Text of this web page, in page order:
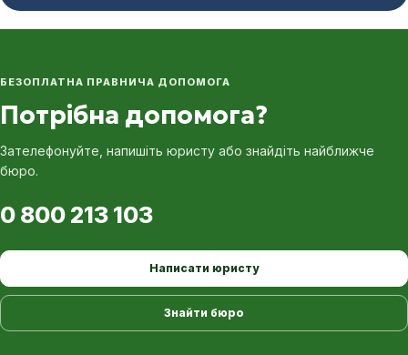
БЕЗОПЛАТНА ПРАВНИЧА ДОПОМОГА
Потрібна допомога?
Зателефонуйте, напишіть юристу або знайдіть найближче
бюро.
0 800 213 103
Написати юристу
Знайти бюро